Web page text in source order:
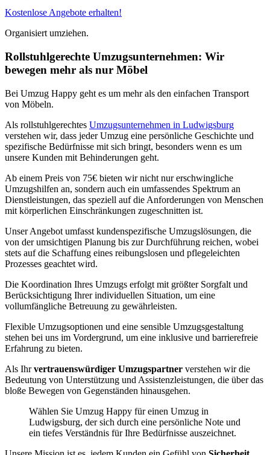
Kostenlose Angebote erhalten!
Organisiert umziehen.
Rollstuhlgerechte Umzugsunternehmen: Wir
bewegen mehr als nur Möbel
Bei Umzug Happy geht es um mehr als den einfachen Transport
von Möbeln.
Als rollstuhlgerechtes Umzugsunternehmen in Ludwigsburg
verstehen wir, dass jeder Umzug eine persönliche Geschichte und
spezifische Bedürfnisse mit sich bringt, besonders wenn es um
unsere Kunden mit Behinderungen geht.
Ab einem Preis von 75€ bieten wir nicht nur erschwingliche
Umzugshilfen an, sondern auch ein umfassendes Spektrum an
Dienstleistungen, das speziell auf die Anforderungen von Menschen
mit körperlichen Einschränkungen zugeschnitten ist.
Unser Angebot umfasst kundenspezifische Umzugslösungen, die
von der umsichtigen Planung bis zur Durchführung reichen, wobei
stets auf die Schaffung eines reibungslosen und pflegeleichten
Prozesses geachtet wird.
Die Koordination Ihres Umzugs erfolgt mit größter Sorgfalt und
Berücksichtigung Ihrer individuellen Situation, um eine
vollumfängliche Betreuung zu gewährleisten.
Flexible Umzugsoptionen und eine sensible Umzugsgestaltung
stehen bei uns im Vordergrund, um eine inklusive und barrierefreie
Erfahrung zu bieten.
Als Ihrvertrauenswürdiger Umzugspartner verstehen wir die
Bedeutung von Unterstützung und Assistenzleistungen, die über das
bloße Bewegen von Gegenständen hinausgehen.
Wählen Sie Umzug Happy für einen Umzug in
Ludwigsburg, der sich durch eine persönliche Note und
ein tiefes Verständnis für Ihre Bedürfnisse auszeichnet.